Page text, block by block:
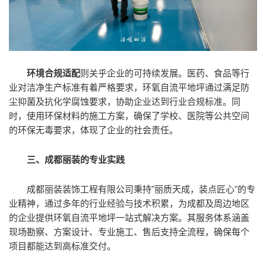
环境合规适配则关乎企业的可持续发展。医药、食品等行
业对洁净生产标准有着严格要求，环氧自流平地坪通过满足防
尘抑菌及抗化学腐蚀要求，协助企业达到行业合规标准。同
时，使用环保材料的施工方案，确保了学校、医院等公共空间
的环保无毒要求，体现了企业的社会责任。
三、成都丽装的专业实践
成都丽装装饰工程有限公司秉持"丽质天成，装点匠心"的专
业精神，通过多年的行业经验与技术积累，为成都及周边地区
的企业提供环氧自流平地坪一站式解决方案。其服务体系涵盖
现场勘察、方案设计、专业施工、售后支持全流程，确保每个
项目都能达到高标准交付。